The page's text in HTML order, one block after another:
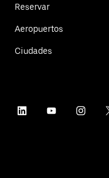
Reservar
Aeropuertos
Ciudades